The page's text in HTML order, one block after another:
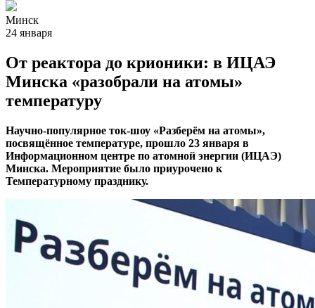
Минск
24 января
От реактора до крионики: в ИЦАЭ
Минска «разобрали на атомы»
температуру
Научно-популярное ток-шоу «Разберём на атомы»,
посвящённое температуре, прошло 23 января в
Информационном центре по атомной энергии (ИЦАЭ)
Минска. Мероприятие было приурочено к
Температурному празднику.